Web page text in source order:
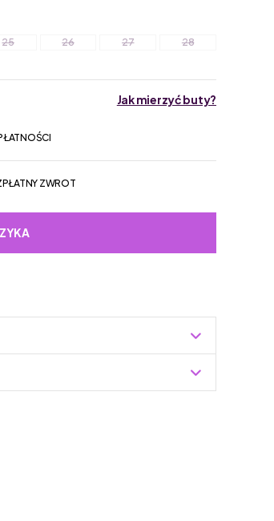
25 26 27
28
Jak mierzyć buty?
ZWROT
która od dziesięcioleci